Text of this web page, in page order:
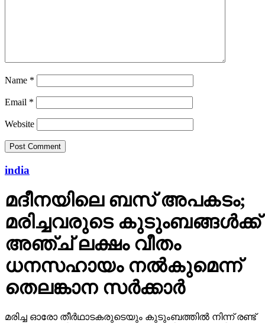
Name *
Email *
Website
india
മദീനയിലെ ബസ് അപകടം;
മരിച്ചവരുടെ കുടുംബങ്ങള്‍ക്ക്
അഞ്ച് ലക്ഷം വീതം
ധനസഹായം നല്‍കുമെന്ന്
തെലങ്കാന സര്‍ക്കാര്‍
മരിച്ച ഓരോ തീര്‍ഥാടകരുടെയും കുടുംബത്തില്‍ നിന്ന് രണ്ട്